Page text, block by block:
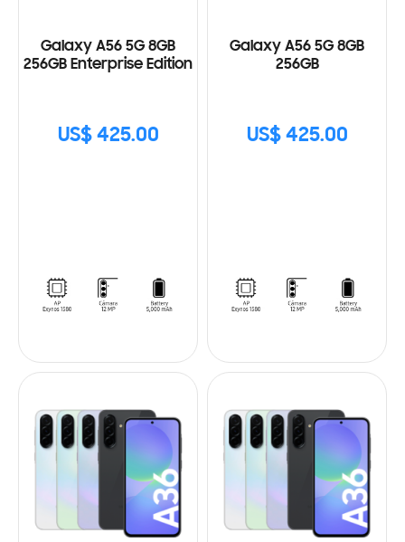
Galaxy A56 5G 8GB
256GB Enterprise Edition
US$ 425.00
Galaxy A56 5G 8GB
256GB
US$ 425.00